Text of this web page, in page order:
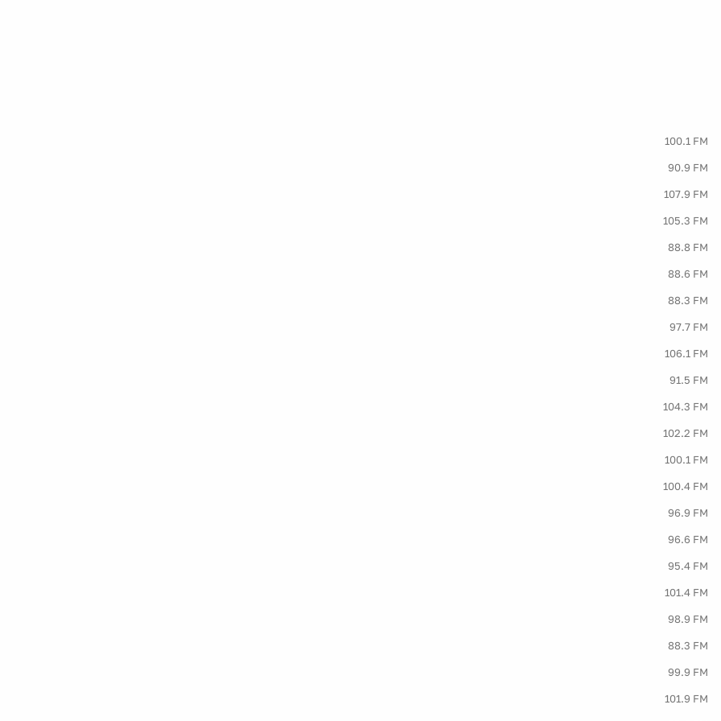
100.1 FM
90.9 FM
107.9 FM
105.3 FM
88.8 FM
88.6 FM
88.3 FM
97.7 FM
106.1 FM
91.5 FM
104.3 FM
102.2 FM
100.1 FM
100.4 FM
96.9 FM
96.6 FM
95.4 FM
101.4 FM
98.9 FM
88.3 FM
99.9 FM
101.9 FM